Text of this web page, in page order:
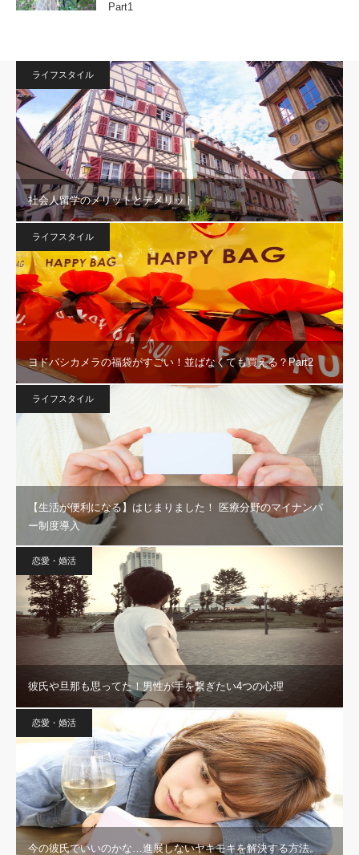
Part1
ライフスタイル
社会人留学のメリットとデメリット
ライフスタイル
ヨドバシカメラの福袋がすごい！並ばなくても買える？Part2
ライフスタイル
【生活が便利になる】はじまりました！ 医療分野のマイナンバ
ー制度導入
恋愛・婚活
彼氏や旦那も思ってた！男性が手を繋ぎたい4つの心理
恋愛・婚活
今の彼氏でいいのかな…進展しないヤキモキを解決する方法。